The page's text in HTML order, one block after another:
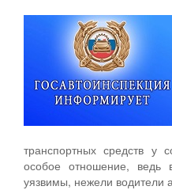
транспортных средств у
особое отношение, ведь
уязвимы, нежели водители